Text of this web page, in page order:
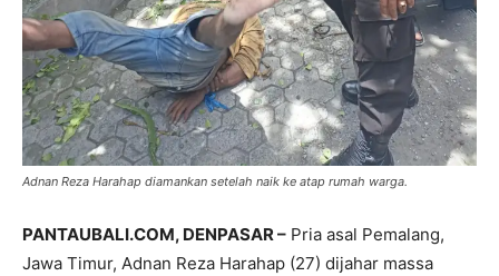
Adnan Reza Harahap diamankan setelah naik ke atap rumah warga.
PANTAUBALI.COM, DENPASAR – Pria asal Pemalang,
Jawa Timur, Adnan Reza Harahap (27) dijahar massa